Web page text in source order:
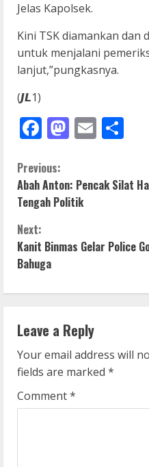
Jelas Kapolsek.
Kini TSK diamankan dan
untuk menjalani
lanjut,”pungkasnya.
(𝙅𝙇1)
Facebook
Email
C
o
n
t
i
n
u
e
R
Previous:
Abah Anton: Pencak Silat
Tengah Politik
Next:
Kanit Binmas Gelar Police
Bahuga
Leave a Reply
Your email address will
fields are marked *
Comment*